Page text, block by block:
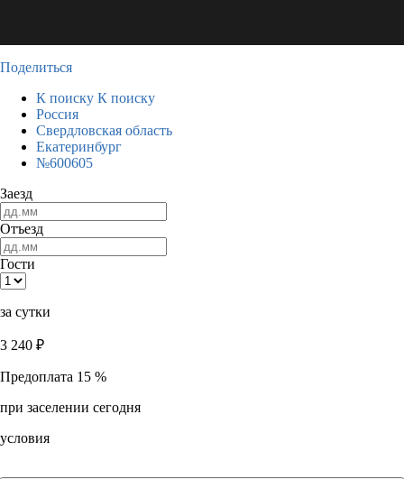
Поделиться
К поиску К поиску
Россия
Свердловская область
Екатеринбург
№600605
Заезд
Отъезд
Гости
за сутки
3 240 ₽
Предоплата 15 %
при заселении сегодня
условия